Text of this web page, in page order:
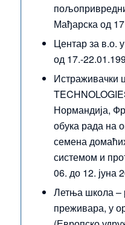
Мађарска од
Центар за в.о.
од 17.-
Истраживачки
Нормандија,
обука рада на
семена
системом и
06. до 12. јуна
Летња школа –
преживара, у